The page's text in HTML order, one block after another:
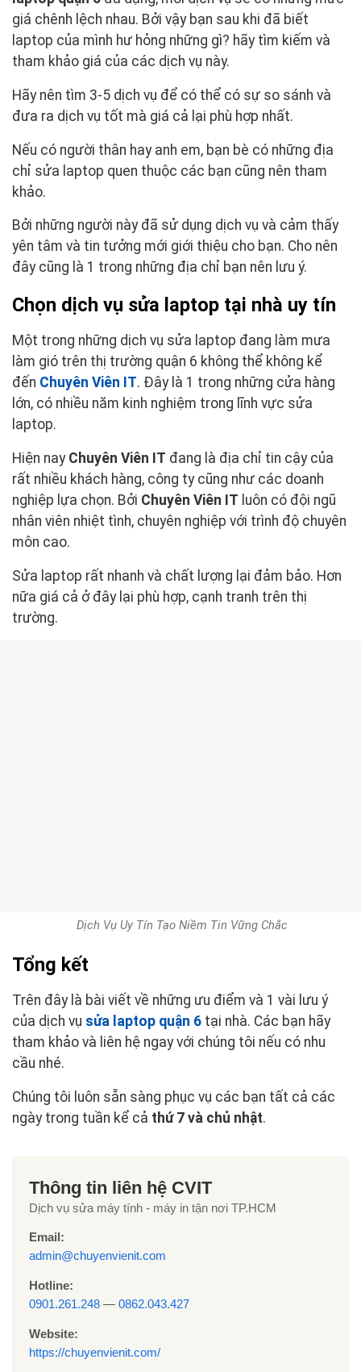
giá chênh lệch nhau. Bởi vậy bạn sau khi đã biết
laptop của mình hư hỏng những gì? hãy tìm kiếm và
tham khảo giá của các dịch vụ này.
Hãy nên tìm 3-5 dịch vụ để có thể có sự so sánh và
đưa ra dịch vụ tốt mà giá cả lại phù hợp nhất.
Nếu có người thân hay anh em, bạn bè có những địa
chỉ sửa laptop quen thuộc các bạn cũng nên tham
khảo.
Bởi những người này đã sử dụng dịch vụ và cảm thấy
yên tâm và tin tưởng mới giới thiệu cho bạn. Cho nên
đây cũng là 1 trong những địa chỉ bạn nên lưu ý.
Chọn dịch vụ sửa laptop tại nhà uy tín
Một trong những dịch vụ sửa laptop đang làm mưa
làm gió trên thị trường quận 6 không thể không kể
đến Chuyên Viên IT. Đây là 1 trong những cửa hàng
lớn, có nhiều năm kinh nghiệm trong lĩnh vực sửa
laptop.
Hiện nayChuyên Viên IT đang là địa chỉ tin cậy của
rất nhiều khách hàng, công ty cũng như các doanh
nghiệp lựa chọn. Bởi Chuyên Viên IT luôn có đội ngũ
nhân viên nhiệt tình, chuyên nghiệp với trình độ chuyên
môn cao.
Sửa laptop rất nhanh và chất lượng lại đảm bảo. Hơn
nữa giá cả ở đây lại phù hợp, cạnh tranh trên thị
trường.
Dịch Vụ Uy Tín Tạo Niềm Tin Vững Chắc
Tổng kết
Trên đây là bài viết về những ưu điểm và 1 vài lưu ý
của dịch vụ sửa laptop quận 6 tại nhà. Các bạn hãy
tham khảo và liên hệ ngay với chúng tôi nếu có nhu
cầu nhé.
Chúng tôi luôn sẵn sàng phục vụ các bạn tất cả các
ngày trong tuần kể cả thứ 7 và chủ nhật.
Thông tin liên hệ CVIT
Dịch vụ sửa máy tính - máy in tận nơi TP.HCM
Email:
admin@chuyenvienit.com
Hotline:
0901.261.248 — 0862.043.427
Website:
https://chuyenvienit.com/